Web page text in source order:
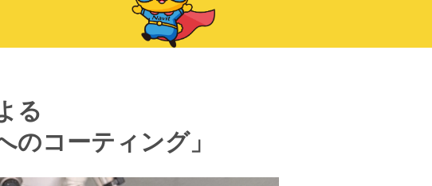
る
のコーティング」